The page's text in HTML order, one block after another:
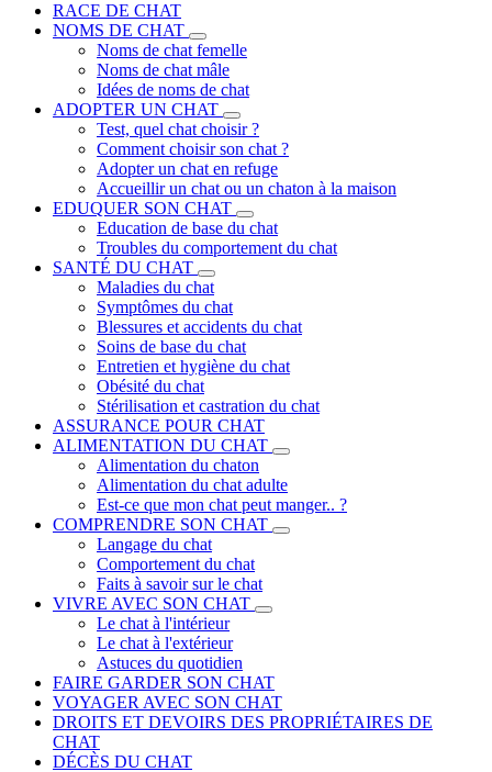
RACE DE CHAT
NOMS DE CHAT
Noms de chat femelle
Noms de chat mâle
Idées de noms de chat
ADOPTER UN CHAT
Test, quel chat choisir ?
Comment choisir son chat ?
Adopter un chat en refuge
Accueillir un chat ou un chaton à la maison
EDUQUER SON CHAT
Education de base du chat
Troubles du comportement du chat
SANTÉ DU CHAT
Maladies du chat
Symptômes du chat
Blessures et accidents du chat
Soins de base du chat
Entretien et hygiène du chat
Obésité du chat
Stérilisation et castration du chat
ASSURANCE POUR CHAT
ALIMENTATION DU CHAT
Alimentation du chaton
Alimentation du chat adulte
Est-ce que mon chat peut manger.. ?
COMPRENDRE SON CHAT
Langage du chat
Comportement du chat
Faits à savoir sur le chat
VIVRE AVEC SON CHAT
Le chat à l'intérieur
Le chat à l'extérieur
Astuces du quotidien
FAIRE GARDER SON CHAT
VOYAGER AVEC SON CHAT
DROITS ET DEVOIRS DES PROPRIÉTAIRES DE
CHAT
DÉCÈS DU CHAT